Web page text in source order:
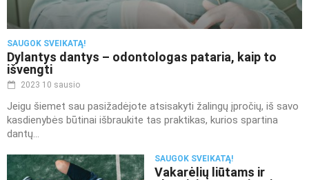
SAUGOK SVEIKATĄ!
Dylantys dantys – odontologas pataria, kaip to
išvengti
2023 10 sausio
Jeigu šiemet sau pasižadėjote atsisakyti žalingų įpročių, iš savo
kasdienybės būtinai išbraukite tas praktikas, kurios spartina
dantų...
SAUGOK SVEIKATĄ!
Vakarėlių liūtams ir